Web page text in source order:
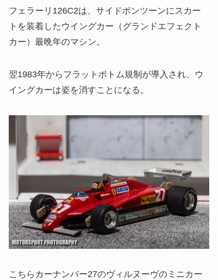
フェラーリ126C2は、サイドポンツーンにスカー
トを装着したウイングカー（グランドエフェクト
カー）最晩年のマシン。
翌1983年からフラットボトム規制が導入され、ウ
イングカーは姿を消すことになる。
こちらカーナンバー27のヴィルヌーヴのミニカー